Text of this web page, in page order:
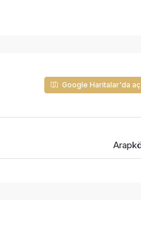
Google Haritalar'da aç